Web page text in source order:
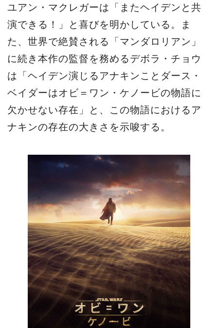
ユアン・マクレガーは「またヘイデンと共
演できる！」と喜びを明かしている。ま
た、世界で絶賛される「マンダロリアン」
に続き本作の監督を務めるデボラ・チョウ
は「ヘイデン演じるアナキンことダース・
ベイダーはオビ＝ワン・ケノービの物語に
欠かせない存在」と、この物語におけるア
ナキンの存在の大きさを示唆する。